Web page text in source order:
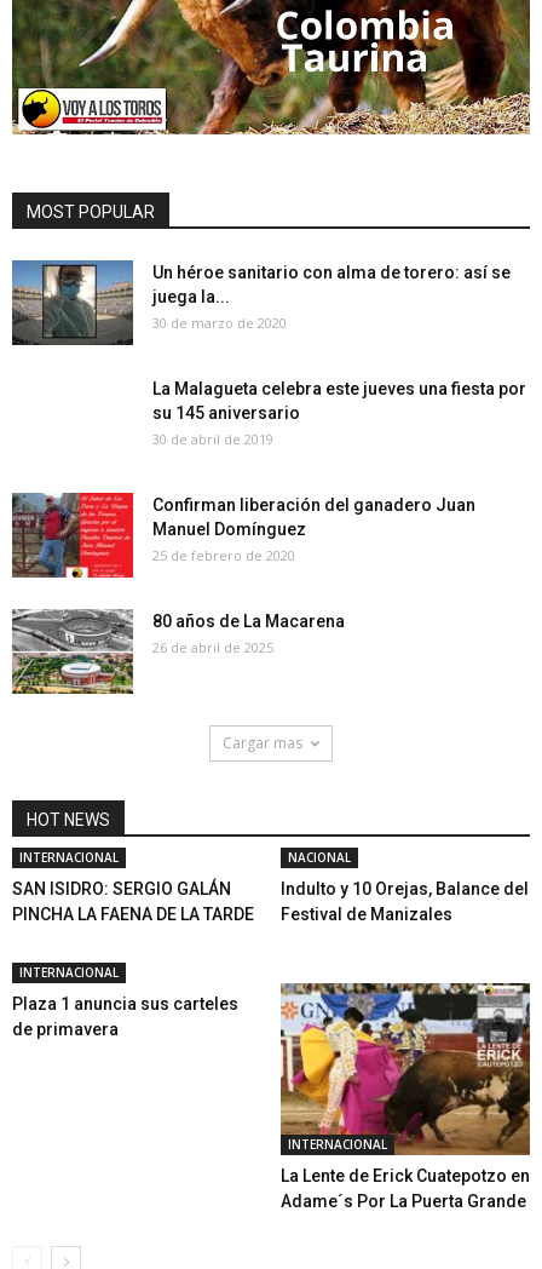
MOST POPULAR
Un héroe sanitario con alma de torero: así se
juega la...
30 de marzo de 2020
La Malagueta celebra este jueves una fiesta por
su 145 aniversario
30 de abril de 2019
Confirman liberación del ganadero Juan
Manuel Domínguez
25 de febrero de 2020
80 años de La Macarena
26 de abril de 2025
Cargar mas
HOT NEWS
INTERNACIONAL
SAN ISIDRO: SERGIO GALÁN
PINCHA LA FAENA DE LA TARDE
NACIONAL
Indulto y 10 Orejas, Balance del
Festival de Manizales
INTERNACIONAL
Plaza 1 anuncia sus carteles
de primavera
INTERNACIONAL
La Lente de Erick Cuatepotzo en
Adame´s Por La Puerta Grande